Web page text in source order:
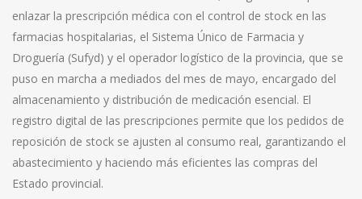
enlazar la prescripción médica con el control de stock en las
farmacias hospitalarias, el Sistema Único de Farmacia y
Droguería (Sufyd) y el operador logístico de la provincia, que se
puso en marcha a mediados del mes de mayo, encargado del
almacenamiento y distribución de medicación esencial. El
registro digital de las prescripciones permite que los pedidos de
reposición de stock se ajusten al consumo real, garantizando el
abastecimiento y haciendo más eficientes las compras del
Estado provincial.